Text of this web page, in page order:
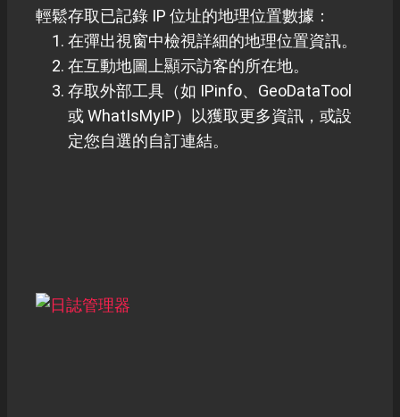
輕鬆存取已記錄 IP 位址的地理位置數據：
在彈出視窗中檢視詳細的地理位置資訊。
在互動地圖上顯示訪客的所在地。
存取外部工具（如 IPinfo、GeoDataTool
或 WhatIsMyIP）以獲取更多資訊，或設
定您自選的自訂連結。